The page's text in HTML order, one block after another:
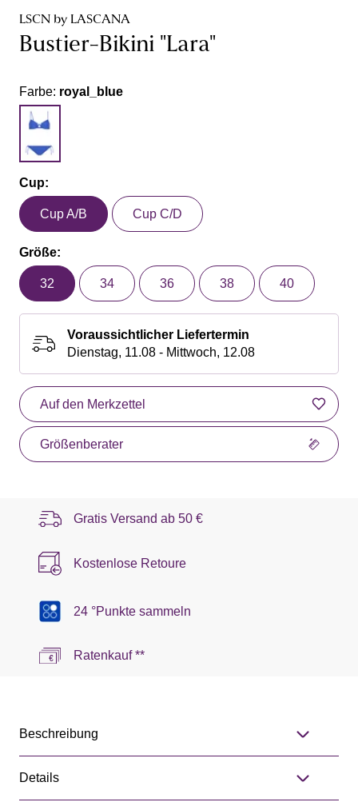
LSCN by LASCANA
Bustier-Bikini "Lara"
Farbe: royal_blue
Cup:
Cup A/B Cup C/D
Größe:
32 34 36 38 40
Voraussichtlicher Liefertermin
Dienstag, 11.08 - Mittwoch, 12.08
Auf den Merkzettel
Größenberater
Gratis Versand ab 50 €
Kostenlose Retoure
24 °Punkte sammeln
Ratenkauf **
Beschreibung
Details